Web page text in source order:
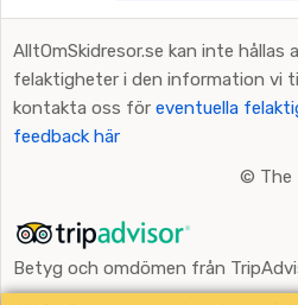
AlltOmSkidresor.se kan inte hållas
felaktigheter i den information vi
kontakta oss för eventuella
feedback här
© The
Betyg och omdömen från